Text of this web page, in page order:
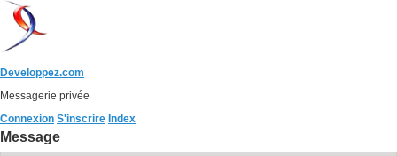
Developpez.com
Messagerie privée
Connexion S'inscrire Index
Message